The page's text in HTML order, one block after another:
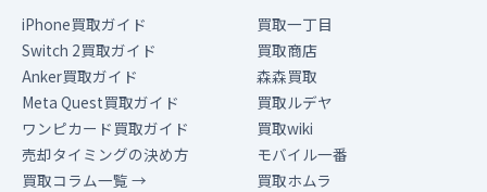
iPhone買取ガイド
Switch 2買取ガイド
Anker買取ガイド
Meta Quest買取ガイド
ワンピカード買取ガイド
売却タイミングの決め方
買取コラム一覧 →
買取一丁目
買取商店
森森買取
買取ルデヤ
買取wiki
モバイル一番
買取ホムラ